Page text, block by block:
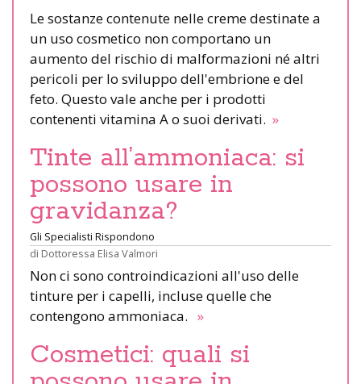
Le sostanze contenute nelle creme destinate a
un uso cosmetico non comportano un
aumento del rischio di malformazioni né altri
pericoli per lo sviluppo dell'embrione e del
feto. Questo vale anche per i prodotti
contenenti vitamina A o suoi derivati. »
Tinte all’ammoniaca: si
possono usare in
gravidanza?
Gli Specialisti Rispondono
di Dottoressa Elisa Valmori
Non ci sono controindicazioni all'uso delle
tinture per i capelli, incluse quelle che
contengono ammoniaca. »
Cosmetici: quali si